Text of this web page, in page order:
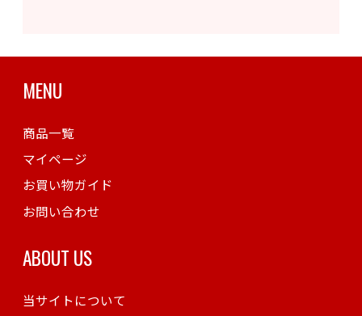
MENU
商品一覧
マイページ
お買い物ガイド
お問い合わせ
ABOUT US
当サイトについて